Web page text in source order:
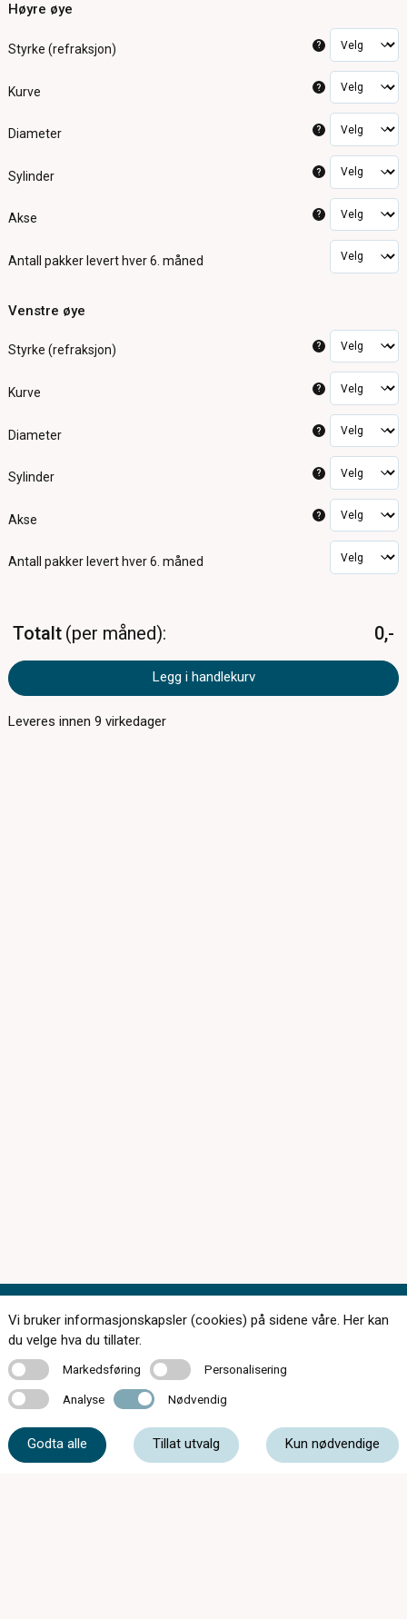
Høyre øye
Styrke (refraksjon) ?
Kurve ?
Diameter ?
Sylinder ?
Akse ?
Antall pakker levert hver 6. måned
Venstre øye
Styrke (refraksjon) ?
Kurve ?
Diameter ?
Sylinder ?
Akse ?
Antall pakker levert hver 6. måned
Totalt per måned 0,-
Legg i handlekurv
Leveres innen9 virkedager
Kontakt oss
Vi bruker informasjonskapsler (cookies) på sidene våre. Her kan
du velge hva du tillater.
MarkedsføringMarkedsføring PersonaliseringPersonalisering
Analyse Analyse Nødvendig Nødvendig
Godta alle Tillat utvalg Kun nødvendige